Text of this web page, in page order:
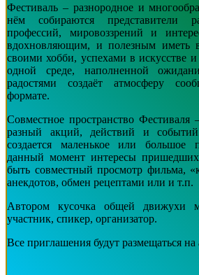
Фестиваль – разнородное и
нём собираются представители
профессий, мировоззрений и
вдохновляющим, и полезным иметь
своими хобби, успехами в искусстве
одной среде, наполненной
радостями создаёт атмосферу
формате.
Совместное пространство Фестиваля
разный акций, действий и
создается маленькое или большое
данный момент интересы
быть совместный просмотр фильма,
анекдотов, обмен рецептами или и т.п.
Автором кусочка общей движухи
участник, спикер, организатор.
Все приглашения будут размещаться